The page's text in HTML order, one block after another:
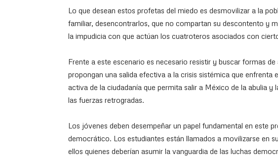
Lo que desean estos profetas del miedo es desmovilizar a la
familiar, desencontrarlos, que no compartan su descontento y
la impudicia con que actúan los cuatroteros asociados con
Frente a este escenario es necesario resistir y buscar formas
propongan una salida efectiva a la crisis sistémica que enfrenta
activa de la ciudadanía que permita salir a México de la abulia y
las fuerzas retrogradas.
Los jóvenes deben desempeñar un papel fundamental en este
democrático. Los estudiantes están llamados a movilizarse en
ellos quienes deberían asumir la vanguardia de las luchas